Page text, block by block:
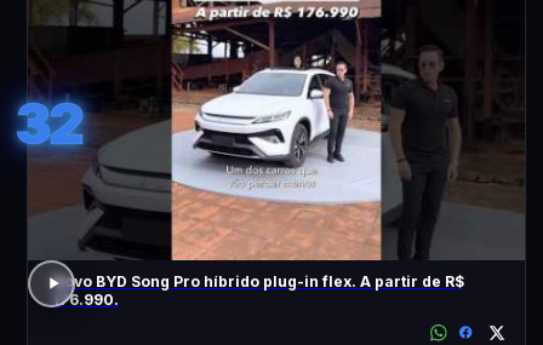
32
Novo BYD Song Pro híbrido plug-in flex. A partir de R$
176.990.